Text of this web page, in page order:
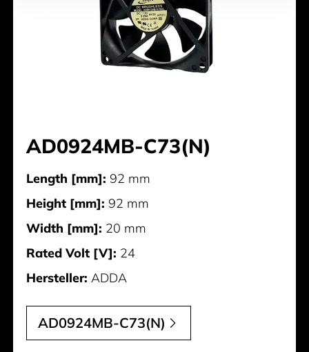
AD0924MB-C73(N)
Length [mm]: 92 mm
Height [mm]: 92 mm
Width [mm]: 20 mm
Rated Volt [V]: 24
Hersteller: ADDA
AD0924MB-C73(N)